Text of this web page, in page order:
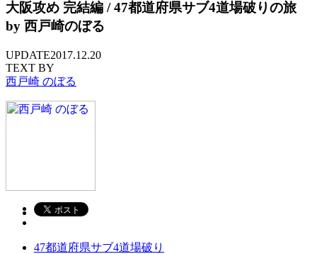
大阪攻め 完結編 / 47都道府県サブ4道場破りの旅
by 西戸崎のぼる
UPDATE2017.12.20
TEXT BY
西戸崎 のぼる
47都道府県サブ4道場破り